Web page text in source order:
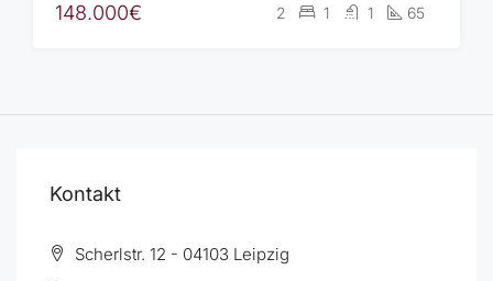
148.000€ 2 1 1 65
Kontakt
Scherlstr. 12 - 04103 Leipzig